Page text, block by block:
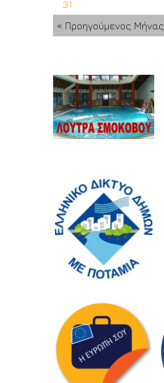
31
« Προηγούμενος Μήνας